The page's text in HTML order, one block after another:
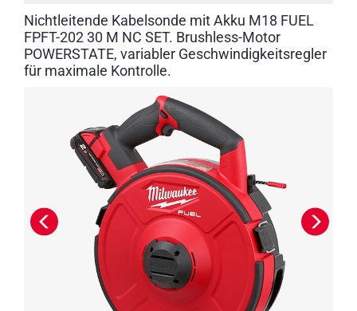
Nichtleitende Kabelsonde mit Akku M18 FUEL
FPFT-202 30 M NC SET. Brushless-Motor
POWERSTATE, variabler Geschwindigkeitsregler
für maximale Kontrolle.